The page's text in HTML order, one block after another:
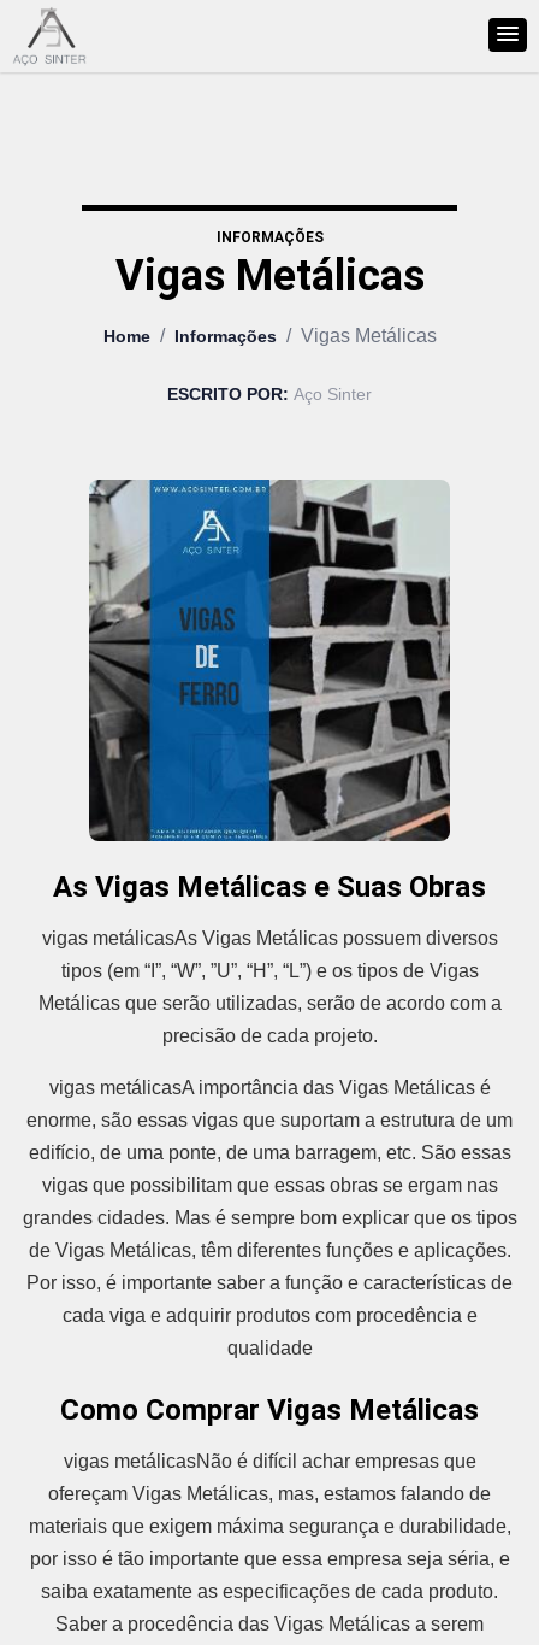
INFORMAÇÕES
Vigas Metálicas
Home / Informações / Vigas Metálicas
ESCRITO POR: Aço Sinter
As Vigas Metálicas e Suas Obras
vigas metálicasAs Vigas Metálicas possuem diversos
tipos (em “I”, “W”, ”U”, “H”, “L”) e os tipos de Vigas
Metálicas que serão utilizadas, serão de acordo com a
precisão de cada projeto.
vigas metálicasA importância das Vigas Metálicas é
enorme, são essas vigas que suportam a estrutura de um
edifício, de uma ponte, de uma barragem, etc. São essas
vigas que possibilitam que essas obras se ergam nas
grandes cidades. Mas é sempre bom explicar que os tipos
de Vigas Metálicas, têm diferentes funções e aplicações.
Por isso, é importante saber a função e características de
cada viga e adquirir produtos com procedência e
qualidade
Como Comprar Vigas Metálicas
vigas metálicasNão é difícil achar empresas que
ofereçam Vigas Metálicas, mas, estamos falando de
materiais que exigem máxima segurança e durabilidade,
por isso é tão importante que essa empresa seja séria, e
saiba exatamente as especificações de cada produto.
Saber a procedência das Vigas Metálicas a serem